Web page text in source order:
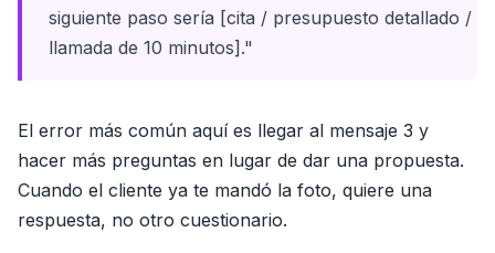
siguiente paso sería [cita / presupuesto detallado /
llamada de 10 minutos]."
El error más común aquí es llegar al mensaje 3 y
hacer más preguntas en lugar de dar una propuesta.
Cuando el cliente ya te mandó la foto, quiere una
respuesta, no otro cuestionario.